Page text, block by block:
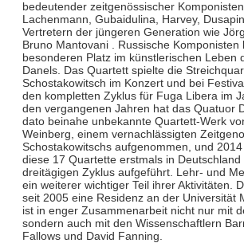
bedeutender zeitgenössischer Komponisten
Lachenmann, Gubaidulina, Harvey,
Vertretern der jüngeren Generation wie
Bruno Mantovani . Russische Komponisten
besonderen Platz im künstlerischen Leben
Danels. Das Quartett spielte die
Schostakowitsch im Konzert und bei
den kompletten Zyklus für Fuga Libera im
den vergangenen Jahren hat das Quatuor
dato beinahe unbekannte Quartett-Werk
Weinberg, einem vernachlässigten
Schostakowitschs aufgenommen, und
diese 17 Quartette erstmals in Deutschland
dreitägigen Zyklus aufgeführt. Lehr- und
ein weiterer wichtiger Teil ihrer Aktivitäten.
seit 2005 eine Residenz an der Universität
ist in enger Zusammenarbeit nicht nur mit
sondern auch mit den Wissenschaftlern
Fallows und David Fanning.